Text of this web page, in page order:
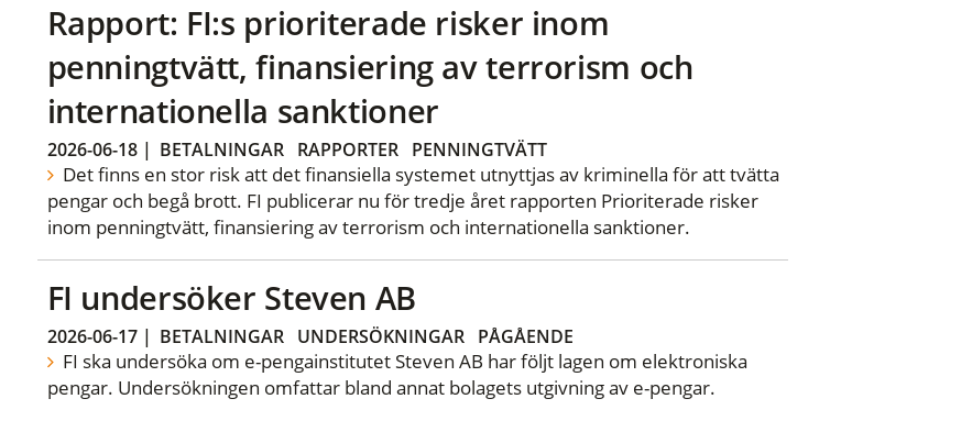
Rapport: FI:s prioriterade risker inom
penningtvätt, finansiering av terrorism och
internationella sanktioner
2026-06-18| BETALNINGAR RAPPORTER PENNINGTVÄTT
Det finns en stor risk att det finansiella systemet utnyttjas av kriminella för att tvätta
pengar och begå brott. FI publicerar nu för tredje året rapporten Prioriterade risker
inom penningtvätt, finansiering av terrorism och internationella sanktioner.
FI undersöker Steven AB
2026-06-17| BETALNINGAR UNDERSÖKNINGAR PÅGÅENDE
FI ska undersöka om e-pengainstitutet Steven AB har följt lagen om elektroniska
pengar. Undersökningen omfattar bland annat bolagets utgivning av e-pengar.